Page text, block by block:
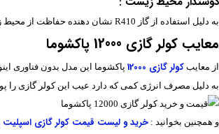
به دلیل استفاده از گاز R410 نشان دهنده حفاظت از محیط زیست می باشد.
معایب کولر گازی 12000 پاکشوما
از معایب کولر گازی 12000
پاکشوما این مدل بدون فناوری
به دلیل مصرف انرژی کمی که دارد عیب این کولر گازی
و همچنین بخوانید : خرید و لیست قیمت کولر گازی اسپلیت